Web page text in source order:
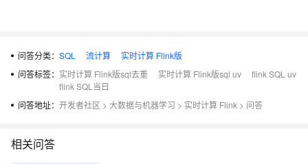
问答分类： SQL 流计算
实时计算 Flink版
问答标签： 实时计算 Flink版sql去重 实时计算 Flink版sql uv
flink SQL uv
flink SQL当日
问答地址： 开发者社区 > 大数据与机器学习 > 实时计算 Flink > 问答
相关问答